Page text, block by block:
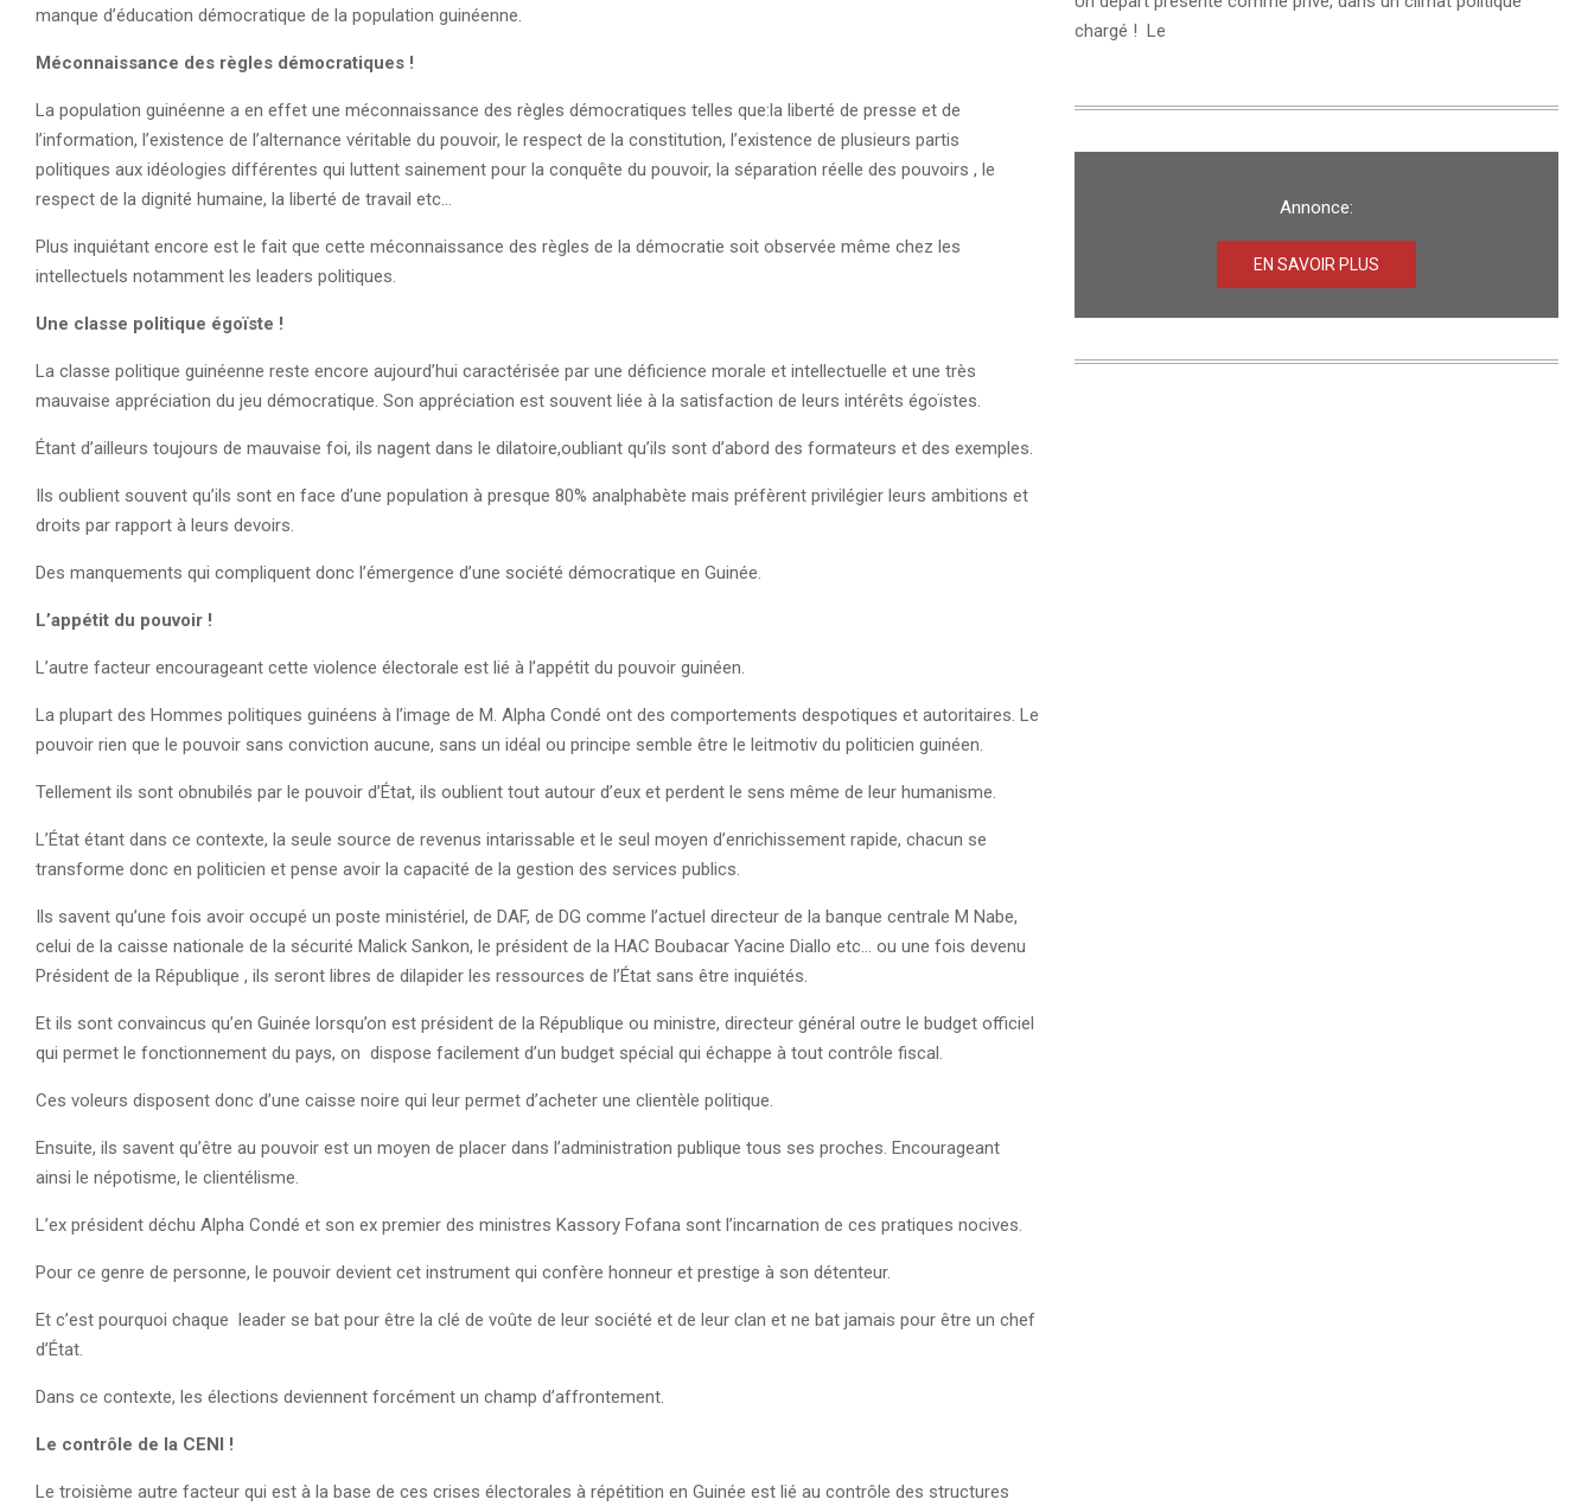
manque d’éducation démocratique de la population guinéenne.
Méconnaissance des règles démocratiques !
La population guinéenne a en effet une méconnaissance des règles démocratiques telles que:la liberté de presse et de
l’information, l’existence de l’alternance véritable du pouvoir, le respect de la constitution, l’existence de plusieurs partis
politiques aux idéologies différentes qui luttent sainement pour la conquête du pouvoir, la séparation réelle des pouvoirs , le
respect de la dignité humaine, la liberté de travail etc…
Plus inquiétant encore est le fait que cette méconnaissance des règles de la démocratie soit observée même chez les
intellectuels notamment les leaders politiques.
Une classe politique égoïste !
La classe politique guinéenne reste encore aujourd’hui caractérisée par une déficience morale et intellectuelle et une très
mauvaise appréciation du jeu démocratique. Son appréciation est souvent liée à la satisfaction de leurs intérêts égoïstes.
Étant d’ailleurs toujours de mauvaise foi, ils nagent dans le dilatoire,oubliant qu’ils sont d’abord des formateurs et des exemples.
Ils oublient souvent qu’ils sont en face d’une population à presque 80% analphabète mais préfèrent privilégier leurs ambitions et
droits par rapport à leurs devoirs.
Des manquements qui compliquent donc l’émergence d’une société démocratique en Guinée.
L’appétit du pouvoir !
L’autre facteur encourageant cette violence électorale est lié à l’appétit du pouvoir guinéen.
La plupart des Hommes politiques guinéens à l’image de M. Alpha Condé ont des comportements despotiques et autoritaires. Le
pouvoir rien que le pouvoir sans conviction aucune, sans un idéal ou principe semble être le leitmotiv du politicien guinéen.
Tellement ils sont obnubilés par le pouvoir d’État, ils oublient tout autour d’eux et perdent le sens même de leur humanisme.
L’État étant dans ce contexte, la seule source de revenus intarissable et le seul moyen d’enrichissement rapide, chacun se
transforme donc en politicien et pense avoir la capacité de la gestion des services publics.
Ils savent qu’une fois avoir occupé un poste ministériel, de DAF, de DG comme l’actuel directeur de la banque centrale M Nabe,
celui de la caisse nationale de la sécurité Malick Sankon, le président de la HAC Boubacar Yacine Diallo etc… ou une fois devenu
Président de la République , ils seront libres de dilapider les ressources de l’État sans être inquiétés.
Et ils sont convaincus qu’en Guinée lorsqu’on est président de la République ou ministre, directeur général outre le budget officiel
qui permet le fonctionnement du pays, on dispose facilement d’un budget spécial qui échappe à tout contrôle fiscal.
Ces voleurs disposent donc d’une caisse noire qui leur permet d’acheter une clientèle politique.
Ensuite, ils savent qu’être au pouvoir est un moyen de placer dans l’administration publique tous ses proches. Encourageant
ainsi le népotisme, le clientélisme.
L’ex président déchu Alpha Condé et son ex premier des ministres Kassory Fofana sont l’incarnation de ces pratiques nocives.
Pour ce genre de personne, le pouvoir devient cet instrument qui confère honneur et prestige à son détenteur.
Et c’est pourquoi chaque leader se bat pour être la clé de voûte de leur société et de leur clan et ne bat jamais pour être un chef
d’État.
Dans ce contexte, les élections deviennent forcément un champ d’affrontement.
Le contrôle de la CENI !
Le troisième autre facteur qui est à la base de ces crises électorales à répétition en Guinée est lié au contrôle des structures
chargé ! Le
Annonce:
EN SAVOIR PLUS